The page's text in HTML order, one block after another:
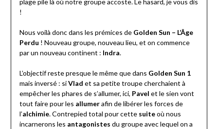
plage pile là où notre groupe accoste. Le hasard, je vous dis
!
Nous voilà donc dans les prémices de Golden Sun – L’Âge
Perdu ! Nouveau groupe, nouveau lieu, et on commence
par un nouveau continent : Indra.
L’objectif reste presque le même que dans Golden Sun 1
mais inversé : siVlad et sa petite troupe cherchaient à
empêcher les phares de s’allumer, ici, Pavel et le sien vont
tout faire pour les allumerafin de libérer les forces de
l’alchimie. Contrepied total pour cette suiteoù nous
incarnerons les antagonistes du groupe avec lequel on a